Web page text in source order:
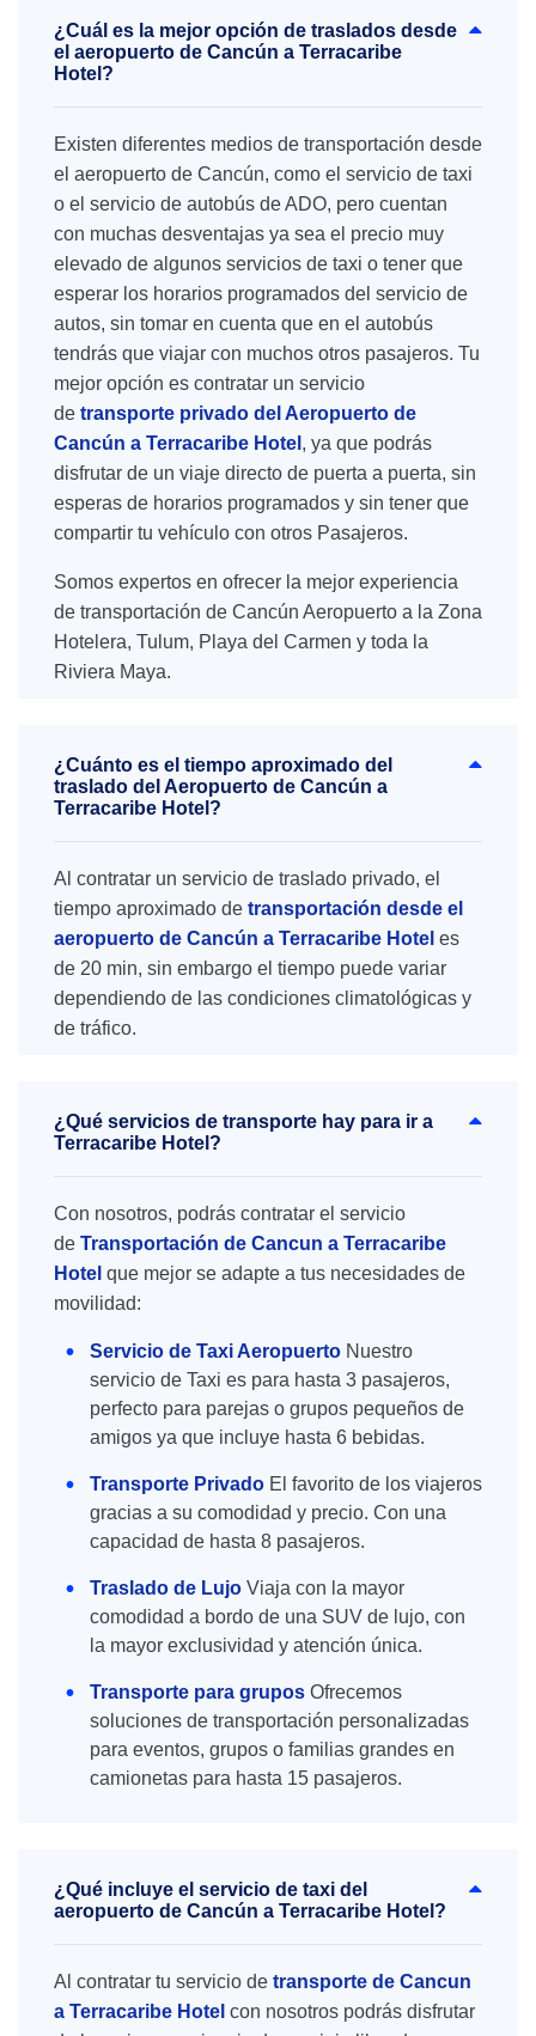
¿Cuál es la mejor opción de traslados desde
el aeropuerto de Cancún a Terracaribe
Hotel?
Existen diferentes medios de transportación desde
el aeropuerto de Cancún, como el servicio de taxi
o el servicio de autobús de ADO, pero cuentan
con muchas desventajas ya sea el precio muy
elevado de algunos servicios de taxi o tener que
esperar los horarios programados del servicio de
autos, sin tomar en cuenta que en el autobús
tendrás que viajar con muchos otros pasajeros. Tu
mejor opción es contratar un servicio
de transporte privado del Aeropuerto de
Cancún a Terracaribe Hotel , ya que podrás
disfrutar de un viaje directo de puerta a puerta, sin
esperas de horarios programados y sin tener que
compartir tu vehículo con otros Pasajeros.
Somos expertos en ofrecer la mejor experiencia
de transportación de Cancún Aeropuerto a la Zona
Hotelera, Tulum, Playa del Carmen y toda la
Riviera Maya.
¿Cuánto es el tiempo aproximado del
traslado del Aeropuerto de Cancún a
Terracaribe Hotel?
Al contratar un servicio de traslado privado, el
tiempo aproximado de transportación desde el
aeropuerto de Cancún a Terracaribe Hotel es
de 20 min, sin embargo el tiempo puede variar
dependiendo de las condiciones climatológicas y
de tráfico.
¿Qué servicios de transporte hay para ir a
Terracaribe Hotel?
Con nosotros, podrás contratar el servicio
de Transportación de Cancun a Terracaribe
Hotel que mejor se adapte a tus necesidades de
movilidad:
Servicio de Taxi Aeropuerto Nuestro
servicio de Taxi es para hasta 3 pasajeros,
perfecto para parejas o grupos pequeños de
amigos ya que incluye hasta 6 bebidas.
Transporte Privado El favorito de los viajeros
gracias a su comodidad y precio. Con una
capacidad de hasta 8 pasajeros.
Traslado de Lujo Viaja con la mayor
comodidad a bordo de una SUV de lujo, con
la mayor exclusividad y atención única.
Transporte para grupos Ofrecemos
soluciones de transportación personalizadas
para eventos, grupos o familias grandes en
camionetas para hasta 15 pasajeros.
¿Qué incluye el servicio de taxi del
aeropuerto de Cancún a Terracaribe Hotel?
Al contratar tu servicio de transporte de Cancun
a Terracaribe Hotel con nosotros podrás disfrutar